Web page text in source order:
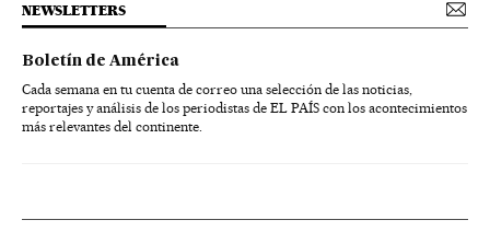
NEWSLETTERS
Boletín de América
Cada semana en tu cuenta de correo una selección de las noticias,
reportajes y análisis de los periodistas de EL PAÍS con los acontecimientos
más relevantes del continente.